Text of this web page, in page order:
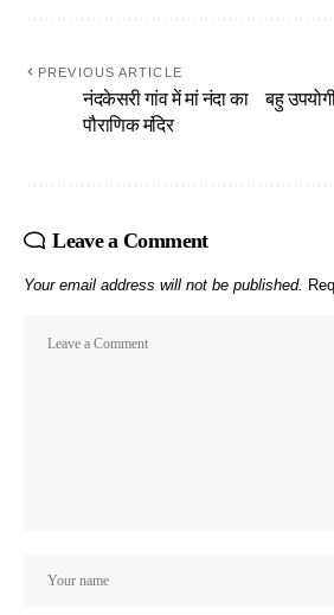
PREVIOUS ARTICLE
नंदकेसरी गांव में मां नंदा का
पौराणिक मंदिर
बहु
Leave a Comment
Your email address will not be published.